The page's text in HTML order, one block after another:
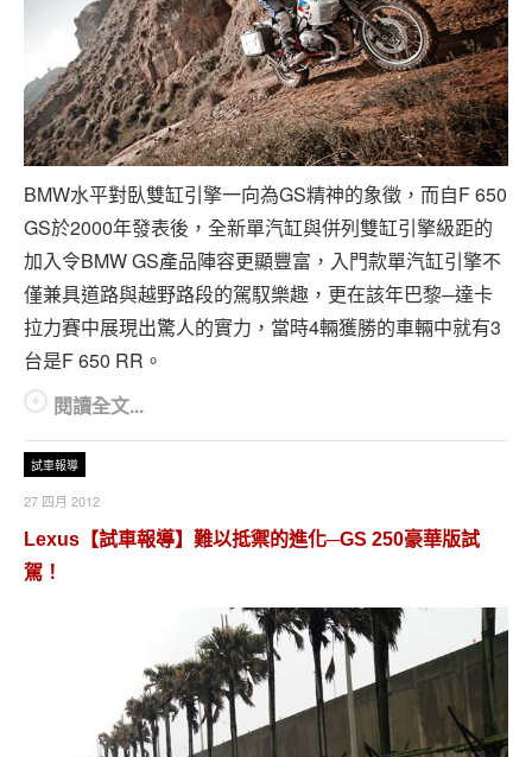
BMW水平對臥雙缸引擎一向為GS精神的象徵，而自F 650
GS於2000年發表後，全新單汽缸與併列雙缸引擎級距的
加入令BMW GS產品陣容更顯豐富，入門款單汽缸引擎不
僅兼具道路與越野路段的駕馭樂趣，更在該年巴黎─達卡
拉力賽中展現出驚人的實力，當時4輛獲勝的車輛中就有3
台是F 650 RR。
閱讀全文...
試車報導
27 四月 2012
Lexus【試車報導】難以抵禦的進化─GS 250豪華版試
駕！